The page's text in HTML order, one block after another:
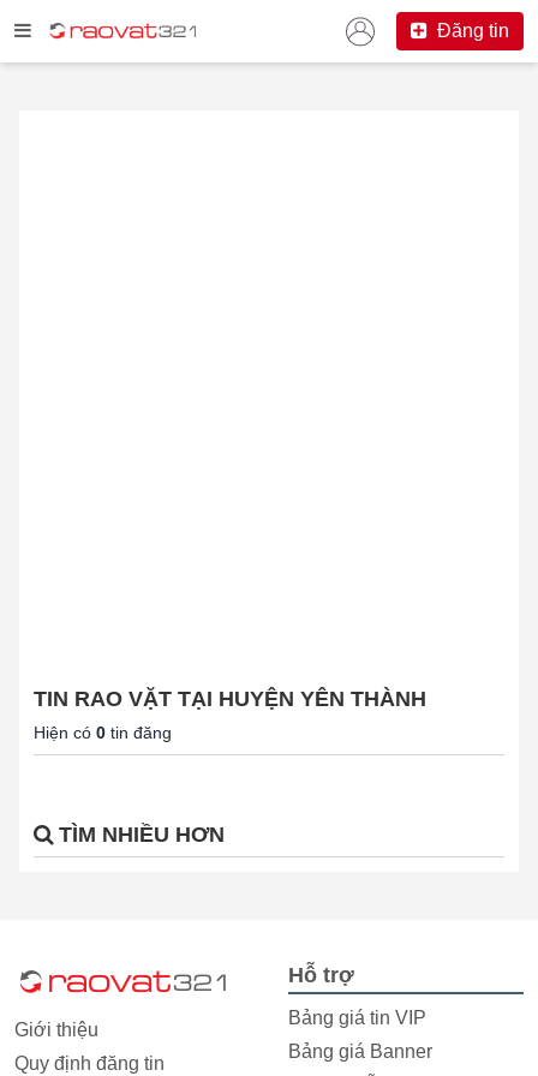
Đăng tin
TIN RAO VẶT TẠI HUYỆN YÊN THÀNH
Hiện có 0 tin đăng
TÌM NHIỀU HƠN
Giới thiệu
Quy định đăng tin
Hỗ trợ
Bảng giá tin VIP
Bảng giá Banner